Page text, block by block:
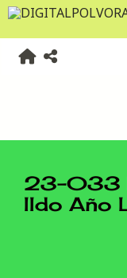
23-033
IIdo Año